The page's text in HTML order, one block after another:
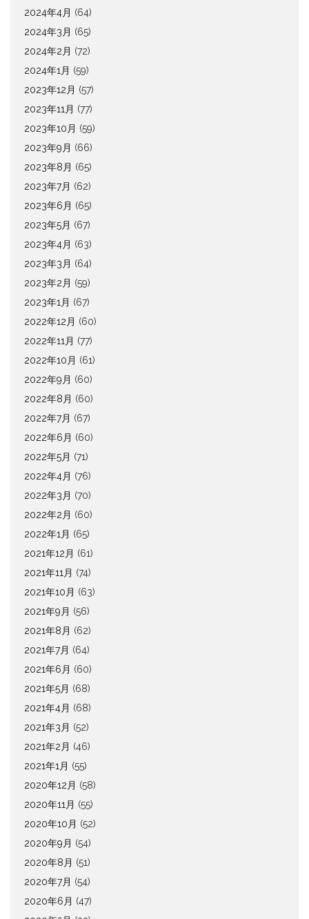
2024年4月 (64)
2024年3月 (65)
2024年2月 (72)
2024年1月 (59)
2023年12月 (57)
2023年11月 (77)
2023年10月 (59)
2023年9月 (66)
2023年8月 (65)
2023年7月 (62)
2023年6月 (65)
2023年5月 (67)
2023年4月 (63)
2023年3月 (64)
2023年2月 (59)
2023年1月 (67)
2022年12月 (60)
2022年11月 (77)
2022年10月 (61)
2022年9月 (60)
2022年8月 (60)
2022年7月 (67)
2022年6月 (60)
2022年5月 (71)
2022年4月 (76)
2022年3月 (70)
2022年2月 (60)
2022年1月 (65)
2021年12月 (61)
2021年11月 (74)
2021年10月 (63)
2021年9月 (56)
2021年8月 (62)
2021年7月 (64)
2021年6月 (60)
2021年5月 (68)
2021年4月 (68)
2021年3月 (52)
2021年2月 (46)
2021年1月 (55)
2020年12月 (58)
2020年11月 (55)
2020年10月 (52)
2020年9月 (54)
2020年8月 (51)
2020年7月 (54)
2020年6月 (47)